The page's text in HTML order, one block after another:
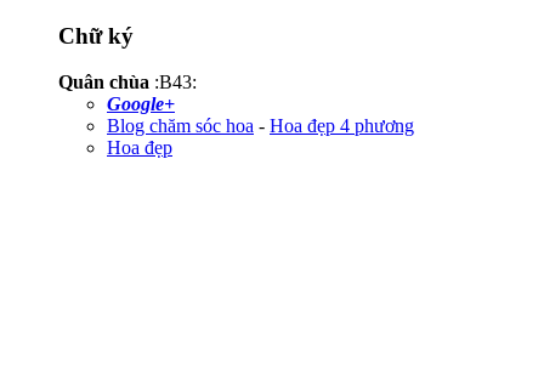
Chữ ký
Quân chùa :B43:
Google+
Blog chăm sóc hoa - Hoa đẹp 4 phương
Hoa đẹp